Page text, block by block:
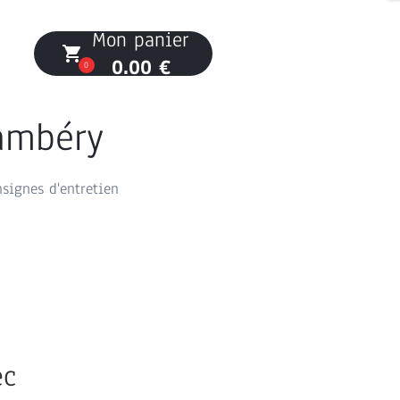
d'entretien
local_grocery_store
0
Mon panier
0.00 €